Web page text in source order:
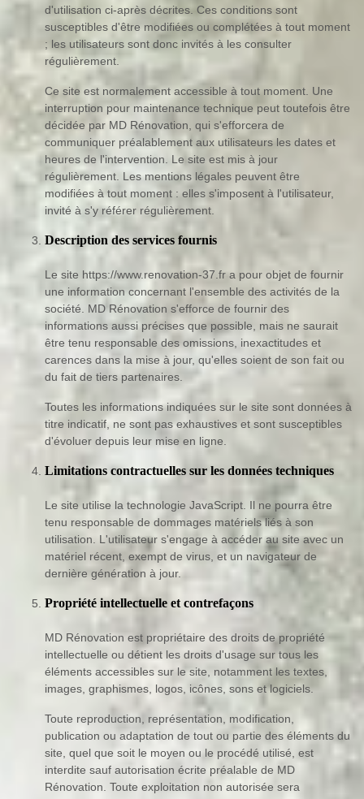
d'utilisation ci-après décrites. Ces conditions sont
susceptibles d'être modifiées ou complétées à tout moment
; les utilisateurs sont donc invités à les consulter
régulièrement.
Ce site est normalement accessible à tout moment. Une
interruption pour maintenance technique peut toutefois être
décidée par MD Rénovation, qui s'efforcera de
communiquer préalablement aux utilisateurs les dates et
heures de l'intervention. Le site est mis à jour
régulièrement. Les mentions légales peuvent être
modifiées à tout moment : elles s'imposent à l'utilisateur,
invité à s'y référer régulièrement.
Description des services fournis
Le site https://www.renovation-37.fr a pour objet de fournir
une information concernant l'ensemble des activités de la
société. MD Rénovation s'efforce de fournir des
informations aussi précises que possible, mais ne saurait
être tenu responsable des omissions, inexactitudes et
carences dans la mise à jour, qu'elles soient de son fait ou
du fait de tiers partenaires.
Toutes les informations indiquées sur le site sont données à
titre indicatif, ne sont pas exhaustives et sont susceptibles
d'évoluer depuis leur mise en ligne.
Limitations contractuelles sur les données techniques
Le site utilise la technologie JavaScript. Il ne pourra être
tenu responsable de dommages matériels liés à son
utilisation. L'utilisateur s'engage à accéder au site avec un
matériel récent, exempt de virus, et un navigateur de
dernière génération à jour.
Propriété intellectuelle et contrefaçons
MD Rénovation est propriétaire des droits de propriété
intellectuelle ou détient les droits d'usage sur tous les
éléments accessibles sur le site, notamment les textes,
images, graphismes, logos, icônes, sons et logiciels.
Toute reproduction, représentation, modification,
publication ou adaptation de tout ou partie des éléments du
site, quel que soit le moyen ou le procédé utilisé, est
interdite sauf autorisation écrite préalable de MD
Rénovation. Toute exploitation non autorisée sera